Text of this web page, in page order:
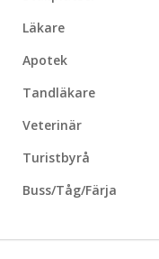
Läkare
Apotek
Tandläkare
Veterinär
Turistbyrå
Buss/Tåg/Färja